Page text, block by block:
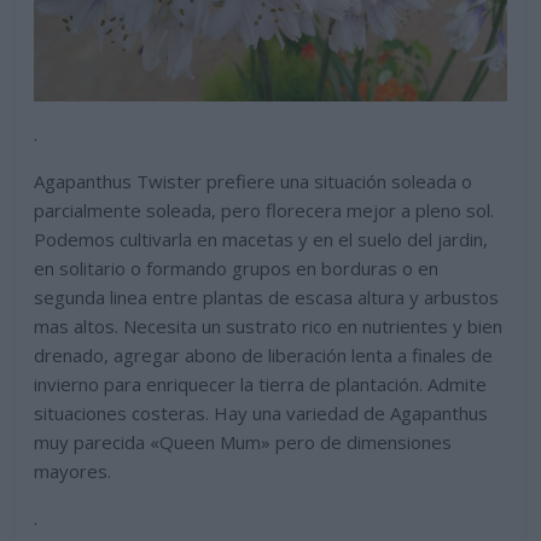
.
Agapanthus Twister prefiere una situación soleada o
parcialmente soleada, pero florecera mejor a pleno sol.
Podemos cultivarla en macetas y en el suelo del jardin,
en solitario o formando grupos en borduras o en
segunda linea entre plantas de escasa altura y arbustos
mas altos. Necesita un sustrato rico en nutrientes y bien
drenado, agregar abono de liberación lenta a finales de
invierno para enriquecer la tierra de plantación. Admite
situaciones costeras. Hay una variedad de Agapanthus
muy parecida «Queen Mum» pero de dimensiones
mayores.
.